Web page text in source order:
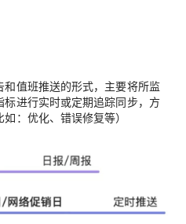
值班推送的形式，主要将所监
进行实时或定期追踪同步，方
：优化、错误修复等）